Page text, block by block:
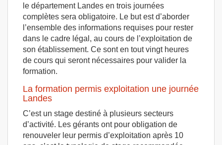
le département Landes en trois journées
complètes sera obligatoire. Le but est d’aborder
l’ensemble des informations requises pour rester
dans le cadre légal, au cours de l’exploitation de
son établissement. Ce sont en tout vingt heures
de cours qui seront nécessaires pour valider la
formation.
La formation permis exploitation une journée
Landes
C’est un stage destiné à plusieurs secteurs
d’activité. Les gérants ont pour obligation de
renouveler leur permis d’exploitation après 10